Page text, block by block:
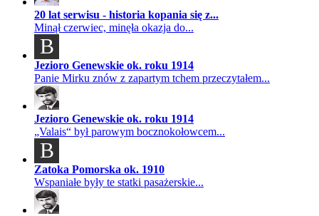
20 lat serwisu - historia kopania się z...
Minął czerwiec, minęła okazja do...
B
Jezioro Genewskie ok. roku 1914
Panie Mirku znów z zapartym tchem przeczytałem...
Jezioro Genewskie ok. roku 1914
„Valais“ był parowym bocznokołowcem...
B
Zatoka Pomorska ok. 1910
Wspaniałe były te statki pasażerskie...